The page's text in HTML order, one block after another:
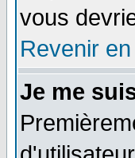
vous
Revenir
Je me